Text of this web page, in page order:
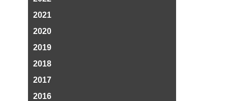
2021
2020
2019
2018
2017
2016